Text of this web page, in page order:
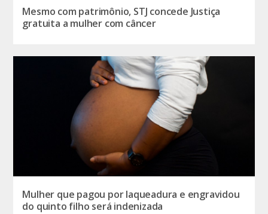
Mesmo com patrimônio, STJ concede Justiça
gratuita a mulher com câncer
Mulher que pagou por laqueadura e engravidou
do quinto filho será indenizada